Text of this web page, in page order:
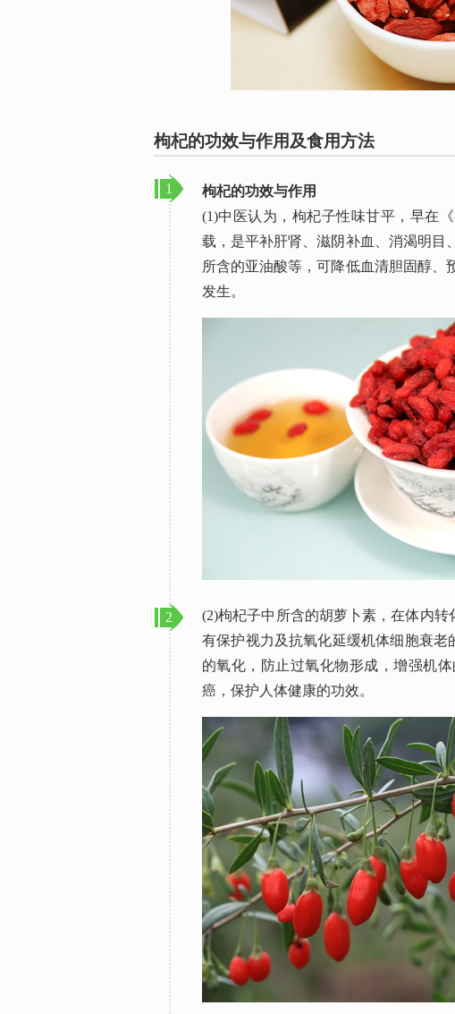
枸杞的功效与作用及食用方法
1
枸杞的功效与作用
(1)中医认为，枸杞子性味甘平，早在
载，是平补肝肾、滋阴补血、消渴明目
所含的亚油酸等，可降低血清胆固醇、
发生。
2
(2)枸杞子中所含的胡萝卜素，在体内
有保护视力及抗氧化延缓机体细胞衰
的氧化，防止过氧化物形成，增强机
癌，保护人体健康的功效。